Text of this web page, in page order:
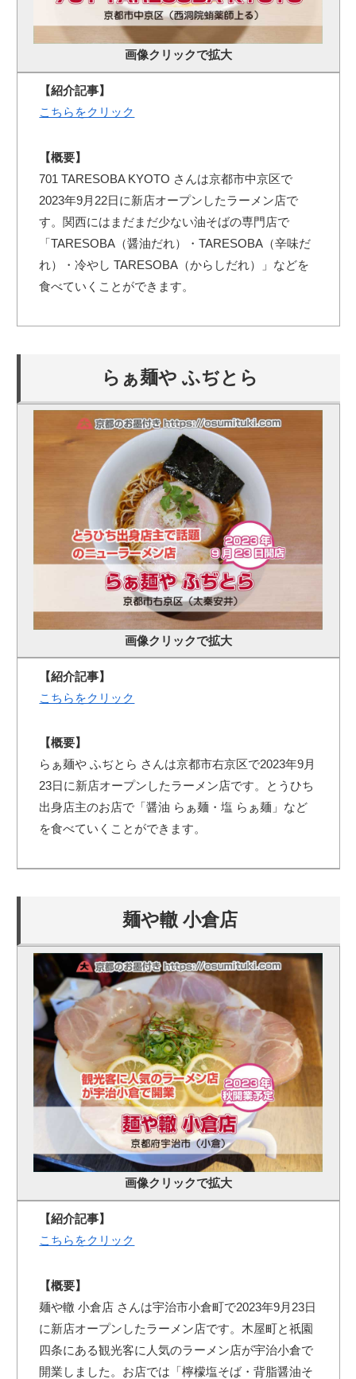
画像クリックで拡大
【紹介記事】
こちらをクリック
【概要】
701 TARESOBA KYOTO さんは京都市中京区で
2023年9月22日に新店オープンしたラーメン店で
す。関西にはまだまだ少ない油そばの専門店で
「TARESOBA（醤油だれ）・TARESOBA（辛味だ
れ）・冷やし TARESOBA（からしだれ）」などを
食べていくことができます。
らぁ麺や ふぢとら
画像クリックで拡大
【紹介記事】
こちらをクリック
【概要】
らぁ麺や ふぢとら さんは京都市右京区で2023年9月
23日に新店オープンしたラーメン店です。とうひち
出身店主のお店で「醤油 らぁ麺・塩 らぁ麺」など
を食べていくことができます。
麺や轍 小倉店
画像クリックで拡大
【紹介記事】
こちらをクリック
【概要】
麺や轍 小倉店 さんは宇治市小倉町で2023年9月23日
に新店オープンしたラーメン店です。木屋町と祇園
四条にある観光客に人気のラーメン店が宇治小倉で
開業しました。お店では「檸檬塩そば・背脂醤油そ